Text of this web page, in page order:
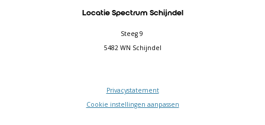
Locatie Spectrum Schijndel
Steeg 9
5482 WN Schijndel
Privacystatement
Cookie instellingen aanpassen